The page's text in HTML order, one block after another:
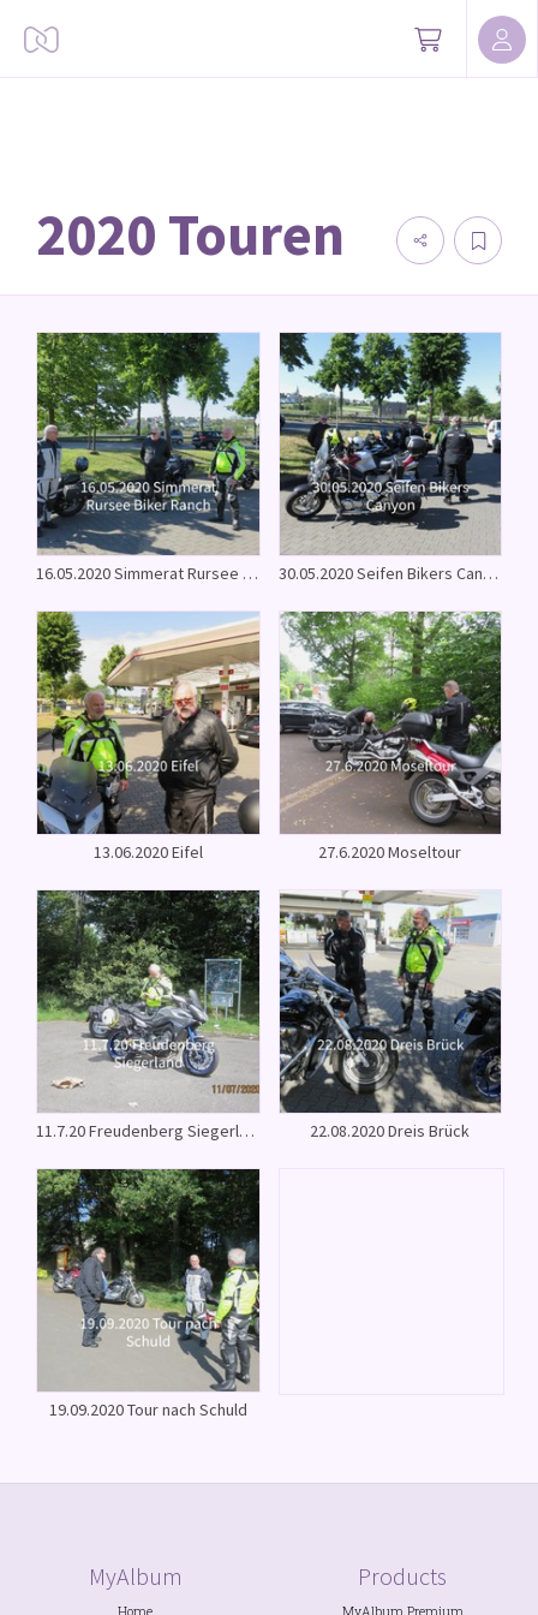
2020 Touren
16.05.2020 Simmerat Rursee Biker Ranch 30.05.2020 Seifen Bikers Canyon
13.06.2020 Eifel 27.6.2020 Moseltour
11.7.20 Freudenberg Siegerland 22.08.2020 Dreis Brück
19.09.2020 Tour nach Schuld
MyAlbum
Home
Products
MyAlbum Premium